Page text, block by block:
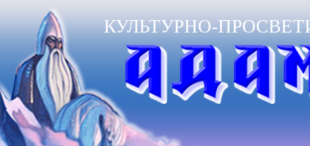
КУЛЬТУРНО-